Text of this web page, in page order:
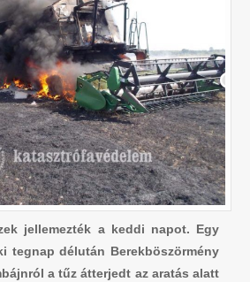
jellemezték a keddi napot. Egy
tegnap délután Berekböszörmény
a tűz átterjedt az aratás alatt